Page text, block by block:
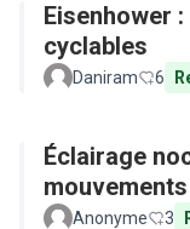
Eisenhower
cyclables
Daniram 6
Éclairage
mouvements
Anonyme 3